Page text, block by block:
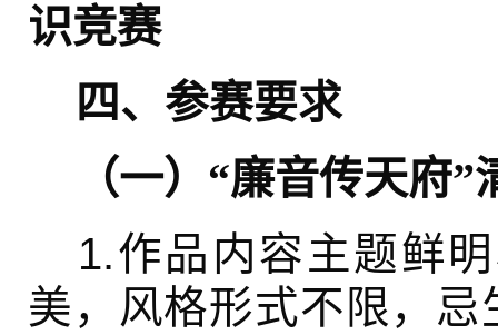
识竞赛
四、参赛要求
（一）“廉音传天府
1.作品内容主题鲜
美，风格形式不限，忌